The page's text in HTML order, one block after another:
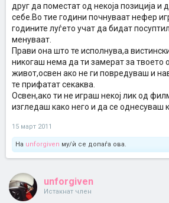
друг да поместат од некоја позиција и
себе.Во тие години почнуваат нефер
годините луѓето учат да бидат
менуваат.
Прави она што те исполнува,а
никогаш нема да ти замерат за твоето
живот,освен ако не ги повредуваш и
те прифатат секаква.
Освен,ако ти не играш некој лик од
изгледаш како него и да се однесуваш
15 март 2011
На unforgiven му/ѝ се допаѓа ова.
unforgiven
Истакнат член